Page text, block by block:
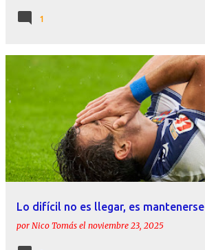
1
Lo difícil no es llegar, es mantenerse
por Nico Tomás el noviembre 23, 2025